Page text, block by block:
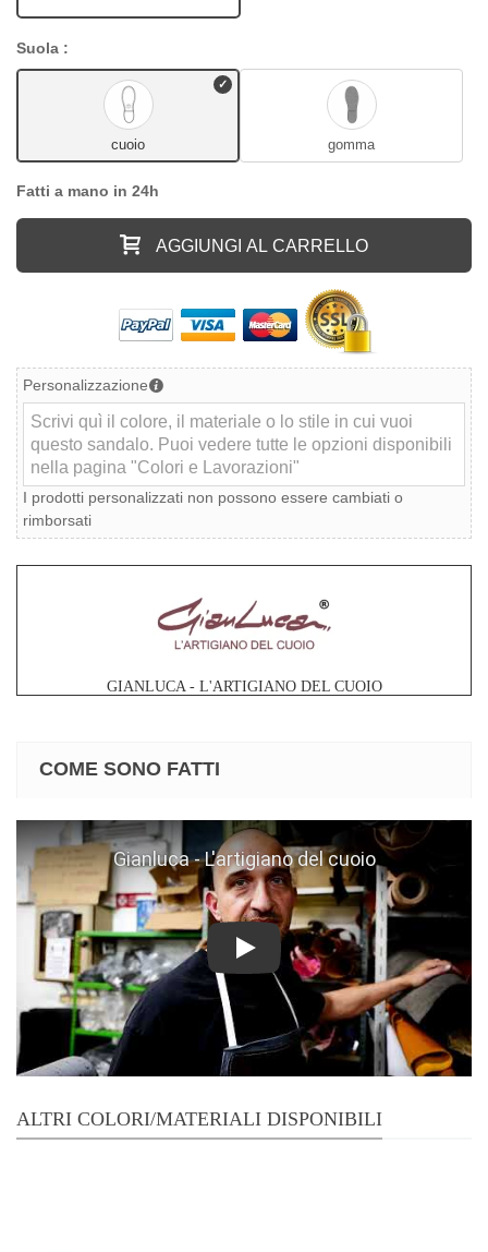
Suola :
cuoio gomma
Fatti a mano in 24h
AGGIUNGI AL CARRELLO
Personalizzazione
I prodotti personalizzati non possono essere cambiati o
rimborsati
GIANLUCA - L'ARTIGIANO DEL CUOIO
COME SONO FATTI
Play
ALTRI COLORI/MATERIALI DISPONIBILI